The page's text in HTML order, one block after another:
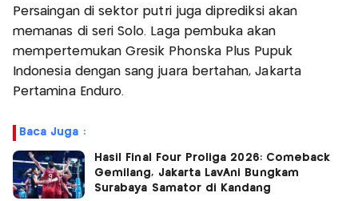
Persaingan di sektor putri juga diprediksi akan
memanas di seri Solo. Laga pembuka akan
mempertemukan Gresik Phonska Plus Pupuk
Indonesia dengan sang juara bertahan, Jakarta
Pertamina Enduro.
Baca Juga :
Hasil Final Four Proliga 2026: Comeback
Gemilang, Jakarta LavAni Bungkam
Surabaya Samator di Kandang